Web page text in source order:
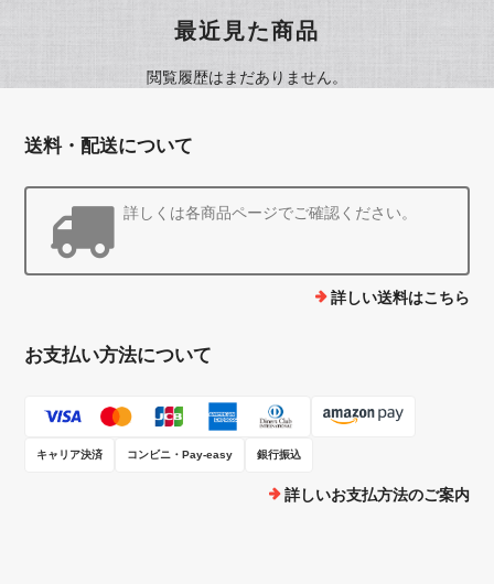
最近見た商品
閲覧履歴はまだありません。
送料・配送について
詳しくは各商品ページでご確認ください。
詳しい送料はこちら
お支払い方法について
キャリア決済 コンビニ・Pay-easy 銀行振込
詳しいお支払方法のご案内